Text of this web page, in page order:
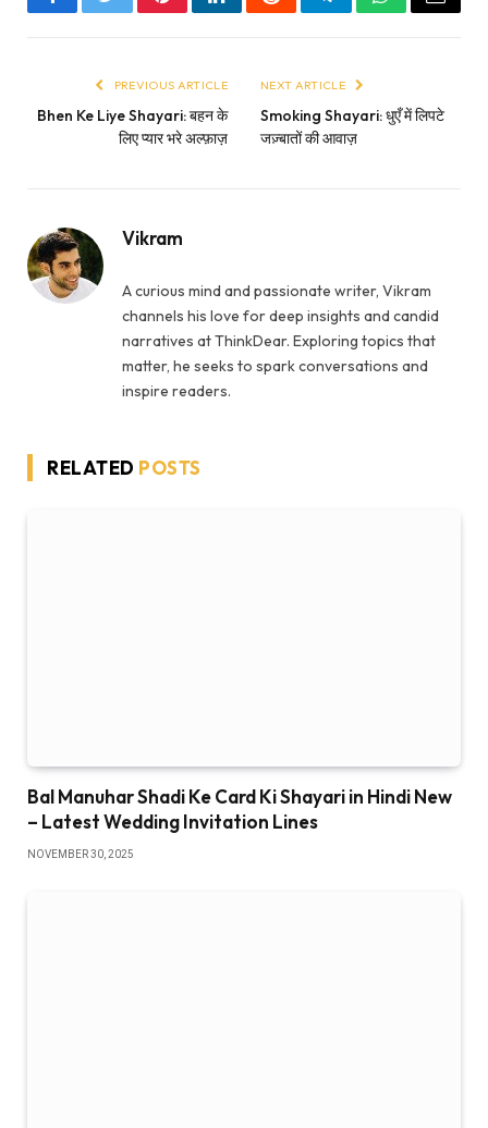
FacebookTwitterPinterestLinkedInRedditTelegramWhatsApp
Email
PREVIOUS ARTICLE
Bhen Ke Liye Shayari: बहन के
लिए प्यार भरे अल्फ़ाज़
NEXT ARTICLE
Smoking Shayari: धुएँ में लिपटे
जज़्बातों की आवाज़
Vikram
A curious mind and passionate writer, Vikram
channels his love for deep insights and candid
narratives at ThinkDear. Exploring topics that
matter, he seeks to spark conversations and
inspire readers.
RELATED POSTS
Bal Manuhar Shadi Ke Card Ki Shayari in Hindi New
– Latest Wedding Invitation Lines
NOVEMBER 30, 2025